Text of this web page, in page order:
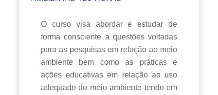
O curso visa abordar e estudar de
forma consciente a questões voltadas
para as pesquisas em relação ao meio
ambiente bem como as práticas e
ações educativas em relação ao uso
adequado do meio ambiente tendo em